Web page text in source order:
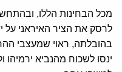
מכל הבחינות הללו,
לרסק את הציר האיראני על
בהובלתה, ראוי שמעצבי
ינסו לשכוח מהנביא